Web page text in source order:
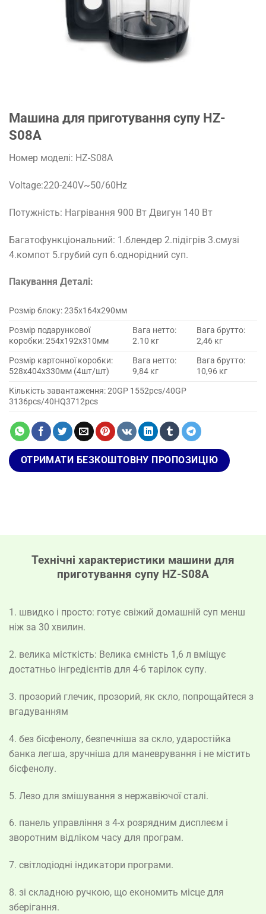
Машина для приготування супу HZ-
S08A
Номер моделі: HZ-S08A
Voltage:220-240V~50/60Hz
Потужність: Нагрівання 900 Вт Двигун 140 Вт
Багатофункціональний: 1.блендер 2.підігрів 3.смузі
4.компот 5.грубий суп 6.однорідний суп.
Пакування Деталі:
Розмір блоку: 235x164x290мм
Розмір подарункової
коробки: 254x192x310мм
Вага нетто:
2.10 кг
Вага брутто:
2,46 кг
Розмір картонної коробки:
528x404x330мм (4шт/шт)
Вага нетто:
9,84 кг
Вага брутто:
10,96 кг
Кількість завантаження: 20GP 1552pcs/40GP
3136pcs/40HQ3712pcs
ОТРИМАТИ БЕЗКОШТОВНУ ПРОПОЗИЦІЮ
Технічні характеристики машини для
приготування супу HZ-S08A
1. швидко і просто: готує свіжий домашній суп менш
ніж за 30 хвилин.
2. велика місткість: Велика ємність 1,6 л вміщує
достатньо інгредієнтів для 4-6 тарілок супу.
3. прозорий глечик, прозорий, як скло, попрощайтеся з
вгадуванням
4. без бісфенолу, безпечніша за скло, ударостійка
банка легша, зручніша для маневрування і не містить
бісфенолу.
5. Лезо для змішування з нержавіючої сталі.
6. панель управління з 4-х розрядним дисплеєм і
зворотним відліком часу для програм.
7. світлодіодні індикатори програми.
8. зі складною ручкою, що економить місце для
зберігання.